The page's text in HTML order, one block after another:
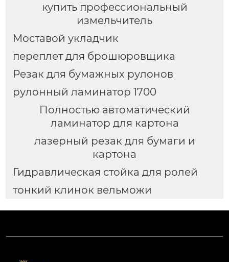
купить профессиональный
измельчитель
Моставой укладчик
переплет для брошюровщика
Резак для бумажных рулонов
рулонный ламинатор 1700
Полностью автоматический
ламинатор для картона
лазерный резак для бумаги и
картона
Гидравлическая стойка для ролей
тонкий клинок вельможи